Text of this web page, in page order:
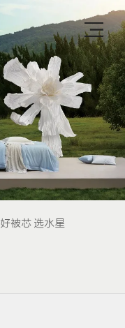
好被芯 选水星